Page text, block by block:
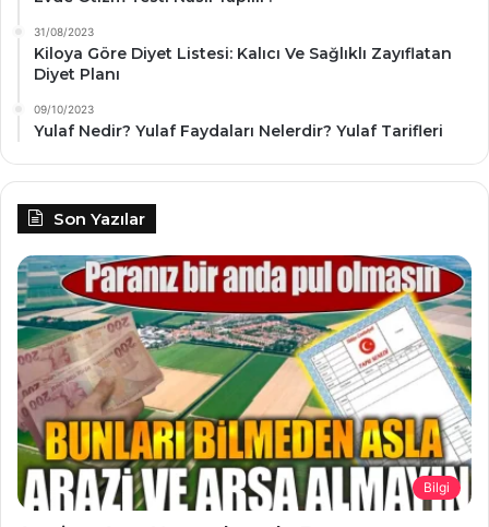
31/08/2023
Kiloya Göre Diyet Listesi: Kalıcı Ve Sağlıklı Zayıflatan
Diyet Planı
09/10/2023
Yulaf Nedir? Yulaf Faydaları Nelerdir? Yulaf Tarifleri
Son Yazılar
Bilgi